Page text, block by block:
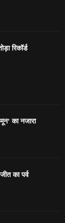
रिकॉर्ड
का नजारा
का पर्व